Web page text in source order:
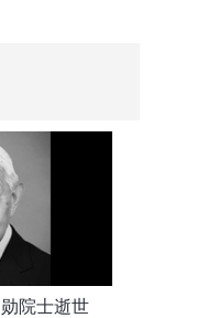
院士逝世